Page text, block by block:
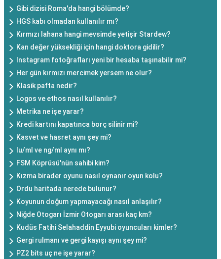
Gibi dizisi Roma'da hangi bölümde?
HGS kabı olmadan kullanılır mı?
Kırmızı lahana hangi mevsimde yetişir Stardew?
Kan değer yüksekliği için hangi doktora gidilir?
Instagram fotoğrafları yeni bir hesaba taşınabilir mi?
Her gün kırmızı mercimek yersem ne olur?
Klasik pafta nedir?
Logos ve ethos nasıl kullanılır?
Metrika ne işe yarar?
Kredi kartını kapatınca borç silinir mi?
Kasvet ve hasret aynı şey mi?
Iu/ml ve ng/ml aynı mı?
FSM Köprüsü'nün sahibi kim?
Kızma birader oyunu nasıl oynanır oyun kolu?
Ordu haritada nerede bulunur?
Koyunun doğum yapmayacağı nasıl anlaşılır?
Niğde Otogarı İzmir Otogarı arası kaç km?
Kudüs Fatihi Selahaddin Eyyubi oyuncuları kimler?
Gergi rulmanı ve gergi kayışı aynı şey mi?
PZ2 bits uç ne işe yarar?